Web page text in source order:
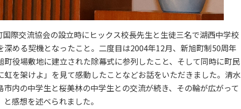
際交流協会の設立時にヒックス校長先生と生徒三名で湖西中学校
深める契機となったこと。二度目は2004年12月、新旭町制50周年
町役場敷地に建立された除幕式に参列したこと、そして同時に町民
を架けよ」を見て感動したことなどお話をいただきました。清水
内の中学生と桜美林の中学生との交流が続き、その輪が広がって
感想を述べられました。